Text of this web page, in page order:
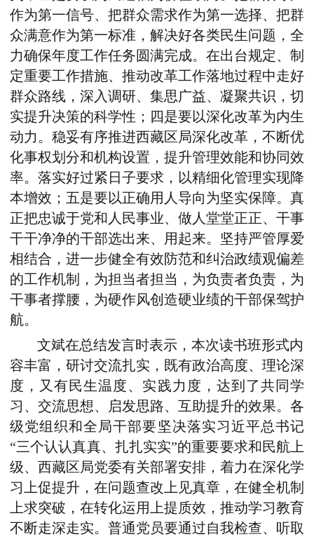
作为第一信号、把群众需求作为第一选择、把群
众满意作为第一标准， 解决好各类民生问题，全
力确保年度工作任务圆满完成。在出台规定、制
定重要工作措施、推动改革工作落地过程中走好
群众路线，深入调研、集思广益、凝聚共识，切
实提升决策的科学性 ； 四是要以深化改革为内生
动力 。 稳妥有序推进西藏区局深化改革，不断优
化事权划分和机构设置，提升管理效能和协同效
率。落实好过紧日子要求，以精细化管理实现降
本增效 ； 五是要以正确用人导向为坚实保障。 真
正把忠诚于党和人民事业、做人堂堂正正、干事
干干净净的干部选出来、用起来。坚持严管厚爱
相结合， 进一步健全有效防范和纠治政绩观偏差
的工作机制， 为担当者担当，为负责者负责，为
干事者撑腰，为硬作风创造硬业绩的干部保驾护
航。
文斌在总结发言时表示，本次读书班形式内
容丰富，研讨交流扎实，既有政治高度、理论深
度，又有民生温度、实践力度，达到了共同学
习、交流思想、启发思路、互助提升的效果。各
级党组织和全局干部要坚决落实习近平总书记
“三个认认真真、扎扎实实”的重要要求和民航上
级、 西藏区局党委有关部署安排，着力在深化学
习上促提升，在问题查改上见真章，在健全机制
上求突破，在转化运用上提质效，推动学习教育
不断走深走实。普通党员要通过自我检查、听取